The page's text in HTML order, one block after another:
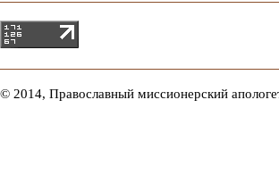
© 2014, Православный миссионерский